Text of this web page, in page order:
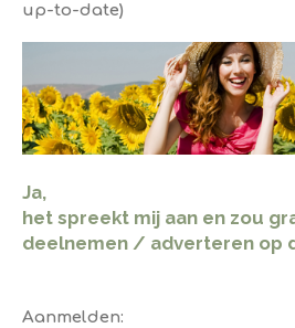
up-to-date)
​Ja,
​het spreekt mij aan en zou
deelnemen / adverteren op
Aanmelden: